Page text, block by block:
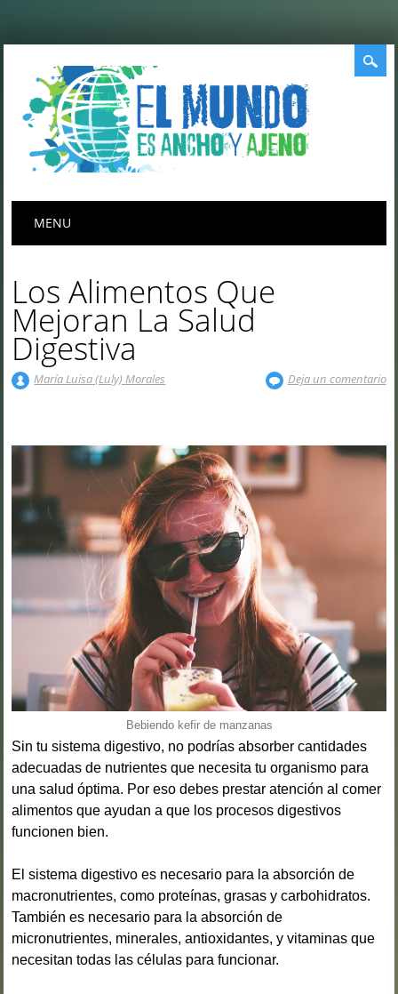
Menú principal
MENU
Los Alimentos Que
Mejoran La Salud
Digestiva
María Luisa (Luly) Morales Deja un comentario
Bebiendo kefir de manzanas
Sin tu sistema digestivo, no podrías absorber cantidades
adecuadas de nutrientes que necesita tu organismo para
una salud óptima. Por eso debes prestar atención al comer
alimentos que ayudan a que los procesos digestivos
funcionen bien.
El sistema digestivo es necesario para la absorción de
macronutrientes, como proteínas, grasas y carbohidratos.
También es necesario para la absorción de
micronutrientes, minerales, antioxidantes, y vitaminas que
necesitan todas las células para funcionar.